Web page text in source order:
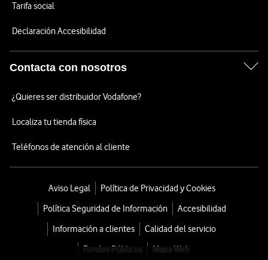
Tarifa social
Declaración Accesibilidad
Contacta con nosotros
¿Quieres ser distribuidor Vodafone?
Localiza tu tienda física
Teléfonos de atención al cliente
Aviso Legal
Política de Privacidad y Cookies
Política Seguridad de Información
Accesibilidad
Información a clientes
Calidad del servicio
Fondos Públicos
Mapa Web